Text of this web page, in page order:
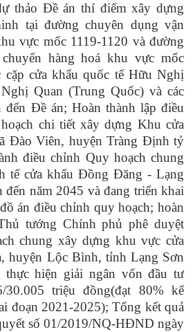
thảo Đề án thí điểm xây dựng
tại đường chuyên dụng vận
vực mốc 1119-1120 và đường
hàng hoá khu vực mốc
cặp cửa khẩu quốc tế Hữu Nghị
Quan (Trung Quốc) và các
Đề án; Hoàn thành lập điều
chi tiết xây dựng Khu cửa
Đào Viên, huyện Tràng Định tỷ
điều chỉnh Quy hoạch chung
tế cửa khẩu Đồng Đăng - Lạng
đến năm 2045 và đang triển khai
án điều chỉnh quy hoạch; hoàn
tướng Chính phủ phê duyệt
chung xây dựng khu vực cửa
huyện Lộc Bình, tỉnh Lạng Sơn
thực hiện giải ngân vốn đầu tư
30.005 triệu đồng(đạt 80% kế
đoạn 2021-2025); Tổng kết quả
số 01/2019/NQ-HĐND ngày